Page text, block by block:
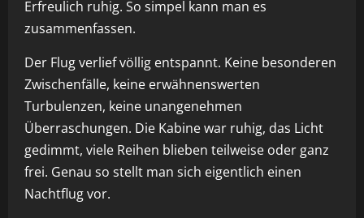
Erfreulich ruhig. So simpel kann man es
zusammenfassen.
Der Flug verlief völlig entspannt. Keine besonderen
Zwischenfälle, keine erwähnenswerten
Turbulenzen, keine unangenehmen
Überraschungen. Die Kabine war ruhig, das Licht
gedimmt, viele Reihen blieben teilweise oder ganz
frei. Genau so stellt man sich eigentlich einen
Nachtflug vor.